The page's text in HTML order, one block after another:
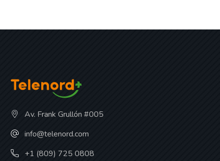
Av. Frank Grullón #005
info@telenord.com
+1 (809) 725 0808